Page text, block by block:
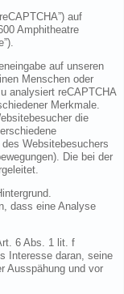
auf
Amphitheatre
auf unseren
Menschen oder
analysiert reCAPTCHA
Merkmale.
die
Websitebesuchers
Die bei der
dass eine Analyse
6 Abs. 1 lit. f
Interesse daran, seine
Ausspähung und vor